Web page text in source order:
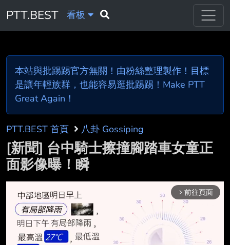
PTT.BEST 看板
本站與批踢踢官方無關！由粉絲整理製作！目標
是讓年輕族群，也能容易逛批踢踢！Make PTT
Great Again！
PTT.BEST 首頁 八卦 Gossiping
[新聞] 台中騎士擦撞腳踏車女童正
面影像曝！瞬
arrow_forward_ios 前往頁面